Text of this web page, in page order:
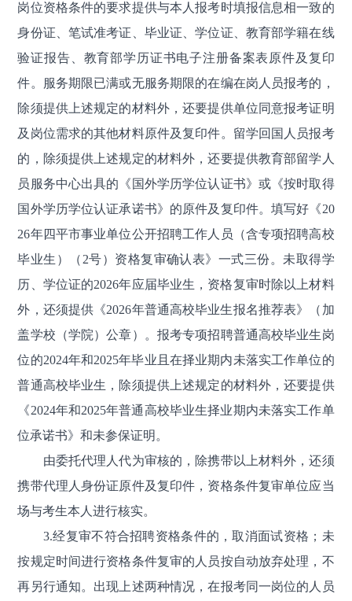
岗位资格条件的要求提供与本人报考时填报信息相一致的
身份证、笔试准考证、毕业证、学位证、教育部学籍在线
验证报告、教育部学历证书电子注册备案表原件及复印
件。服务期限已满或无服务期限的在编在岗人员报考的，
除须提供上述规定的材料外，还要提供单位同意报考证明
及岗位需求的其他材料原件及复印件。留学回国人员报考
的，除须提供上述规定的材料外，还要提供教育部留学人
员服务中心出具的《国外学历学位认证书》或《按时取得
国外学历学位认证承诺书》的原件及复印件。填写好《20
26年四平市事业单位公开招聘工作人员（含专项招聘高校
毕业生）（2号）资格复审确认表》一式三份。未取得学
历、学位证的2026年应届毕业生，资格复审时除以上材料
外，还须提供《2026年普通高校毕业生报名推荐表》（加
盖学校（学院）公章）。报考专项招聘普通高校毕业生岗
位的2024年和2025年毕业且在择业期内未落实工作单位的
普通高校毕业生，除须提供上述规定的材料外，还要提供
《2024年和2025年普通高校毕业生择业期内未落实工作单
位承诺书》和未参保证明。
由委托代理人代为审核的，除携带以上材料外，还须
携带代理人身份证原件及复印件，资格条件复审单位应当
场与考生本人进行核实。
3.经复审不符合招聘资格条件的，取消面试资格；未
按规定时间进行资格条件复审的人员按自动放弃处理，不
再另行通知。出现上述两种情况，在报考同一岗位的人员